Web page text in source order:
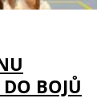
BOJŮ